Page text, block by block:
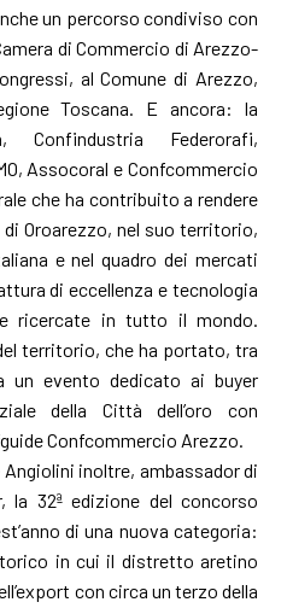
un percorso condiviso con
di Commercio di Arezzo-
al Comune di Arezzo,
Toscana. E ancora: la
Confindustria Federorafi,
Assocoral e Confcommercio
che ha contribuito a rendere
Oroarezzo, nel suo territorio,
e nel quadro dei mercati
di eccellenza e tecnologia
e ricercate in tutto il mondo.
territorio, che ha portato, tra
un evento dedicato ai buyer
della Città dell’oro con
Confcommercio Arezzo.
Angiolini inoltre, ambassador di
la 32ª edizione del concorso
di una nuova categoria:
in cui il distretto aretino
con circa un terzo della